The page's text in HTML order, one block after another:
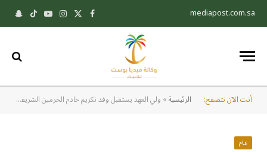
mediapost.com.sa فيسبوك
X
(Twitter)
الانستغرام
يوتيوبتيكتوك
أنت الآن تتصفح: الرئيسية» ولي العهد يستقبل وفد تكريم خادم الحرمين الشريفين لدعم جمعيات تحفيظ القرآن الكريم
عام